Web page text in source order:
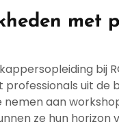
met
bij
uit de
aan
ze hun